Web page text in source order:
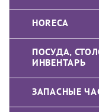
HORECA
ПОСУДА,
ИНВЕНТАРЬ
ЗАПАСНЫЕ